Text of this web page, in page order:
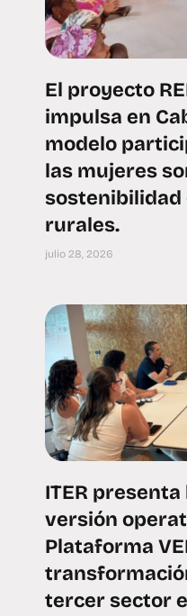
El proyecto
impulsa en
modelo
las mujeres
rurales.
julio 28, 2026
ITER
versión
Plataforma
tercer sector